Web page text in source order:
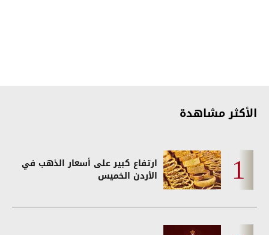
الأكثر مشاهدة
ارتفاع كبير على أسعار الذهب في
الأردن الخميس